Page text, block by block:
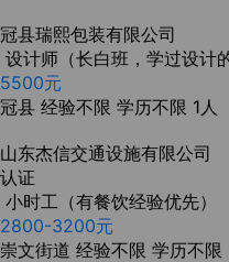
冠县瑞熙包装有限公司
设计师（长白班，学过设计
5500元
冠县 经验不限 学历不限 1人
山东杰信交通设施有限公司
认证
小时工（有餐饮经验优先）
2800-3200元
崇文街道 经验不限 学历不限